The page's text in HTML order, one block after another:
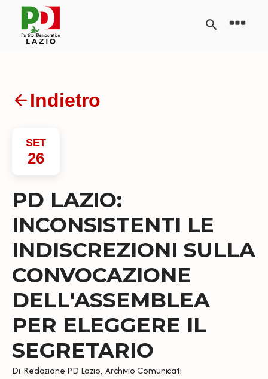
Indietro
SET
26
PD LAZIO:
INCONSISTENTI LE
INDISCREZIONI SULLA
CONVOCAZIONE
DELL'ASSEMBLEA
PER ELEGGERE IL
SEGRETARIO
Di Redazione PD Lazio, Archivio Comunicati